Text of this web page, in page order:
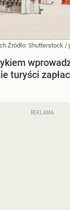
Źródło: Shutterstock /
turyści